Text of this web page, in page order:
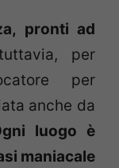
pronti ad
per
per
anche da
luogo è
maniacale